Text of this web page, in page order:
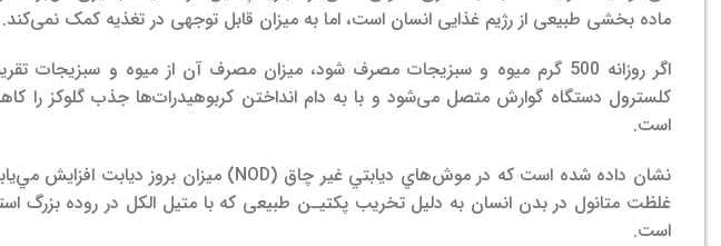
ماده بخشی طبیعی از رژیم غذایی انسان است، اما به میزان قابل توجهی در تغذیه کمک نمی‌کند.
اگر روزانه 500 گرم میوه و سبزیجات مصرف شود، میزان مصرف آن از میوه و سبزیجات تقریباً 5 گرم تخمین‌زده می‌شود.
کلسترول دستگاه گوارش متصل می‌شود و با به دام انداختن کربوهیدرات‌ها جذب گلوکز را
است.
نشان داده شده است كه در موش‌هاي ديابتي غير چاق (NOD) ميزان بروز ديابت افزايش مي‌يابد.
غلظت متانول در بدن انسان به دلیل تخریب پکتیـن طبیعی که با متیل الکل در روده بزرگ
است.